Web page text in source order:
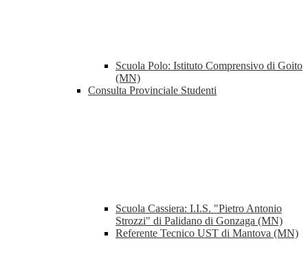
Scuola Polo: Istituto Comprensivo di Goito
(MN)
Consulta Provinciale Studenti
Scuola Cassiera: I.I.S. "Pietro Antonio
Strozzi" di Palidano di Gonzaga (MN)
Referente Tecnico UST di Mantova (MN)